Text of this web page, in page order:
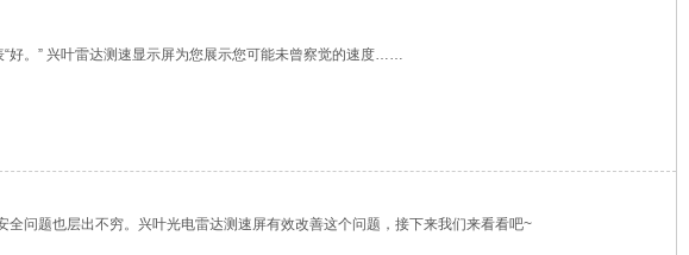
好。” 兴叶雷达测速显示屏为您展示您可能未曾察觉的速度……
问题也层出不穷。兴叶光电雷达测速屏有效改善这个问题，接下来我们来看看吧~